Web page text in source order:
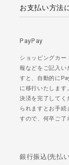
お支払い方法
PayPay
ショッピングカ
報などをご記入い
すと、自動的に
に移行いたしま
決済を完了してく
られますとお手続
すので、何卒ご了
銀行振込(先払